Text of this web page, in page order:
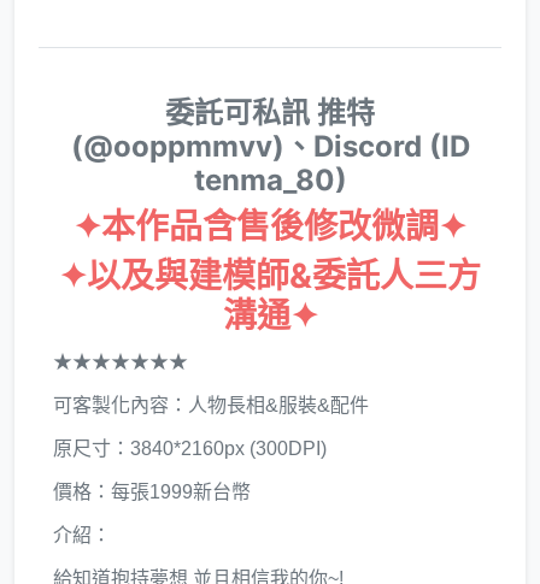
委託可私訊 推特
(@ooppmmvv)、Discord (ID
tenma_80)
✦本作品含售後修改微調✦
✦以及與建模師&委託人三方
溝通✦
★★★★★★★
可客製化內容：人物長相&服裝&配件
原尺寸：3840*2160px (300DPI)
價格：每張1999新台幣
介紹：
給知道抱持夢想 並且相信我的你~!